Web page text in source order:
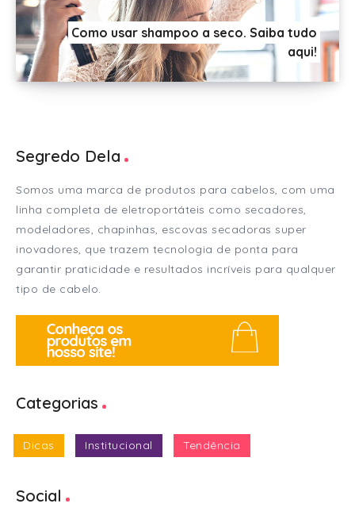
Como usar shampoo a seco. Saiba tudo
aqui!
Segredo Dela
Somos uma marca de produtos para cabelos, com uma
linha completa de eletroportáteis como secadores,
modeladores, chapinhas, escovas secadoras super
inovadores, que trazem tecnologia de ponta para
garantir praticidade e resultados incríveis para qualquer
tipo de cabelo.
Categorias
Dicas Institucional Tendência
Social